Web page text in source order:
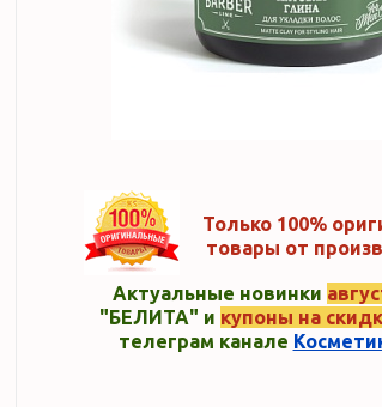
Только 100%
товары от
Актуальные новинки
"БЕЛИТА" и купоны на
телеграм канале